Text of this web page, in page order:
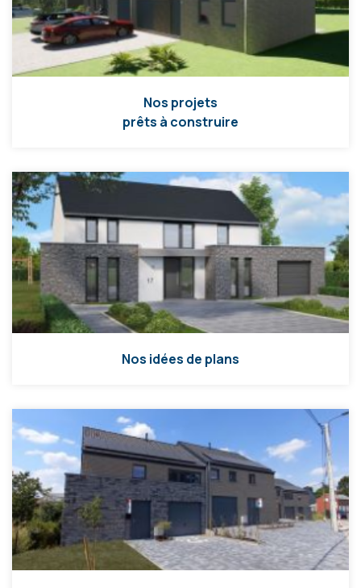
Nos projets
prêts à construire
Nos idées de plans